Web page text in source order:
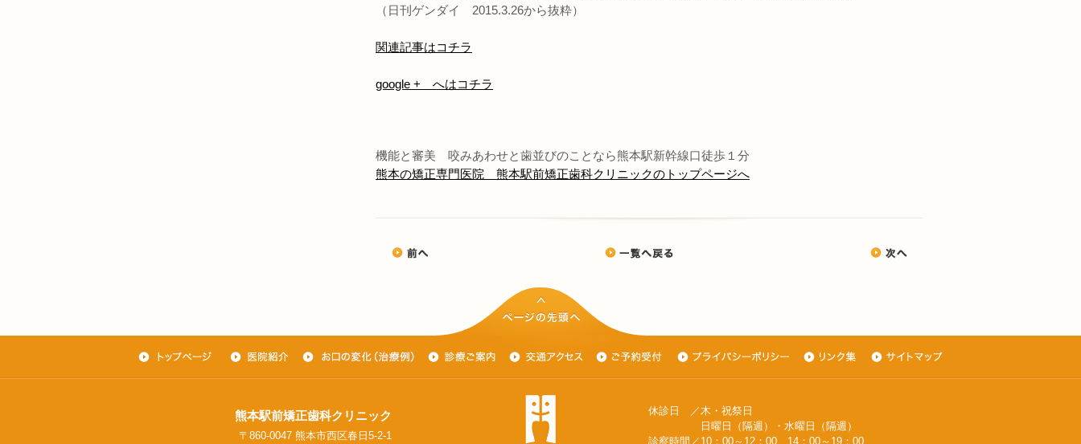
（日刊ゲンダイ 2015.3.26から抜粋）
関連記事はコチラ
google + へはコチラ
機能と審美 咬みあわせと歯並びのことなら熊本駅新幹線口徒歩１分
熊本の矯正専門医院 熊本駅前矯正歯科クリニックのトップページへ
熊本駅前矯正歯科クリニック
〒860-0047 熊本市西区春日5-2-1
休診日 ／木・祝祭日
日曜日（隔週）・水曜日（隔週）
診察時間／10：00～12：00、14：00～19：00